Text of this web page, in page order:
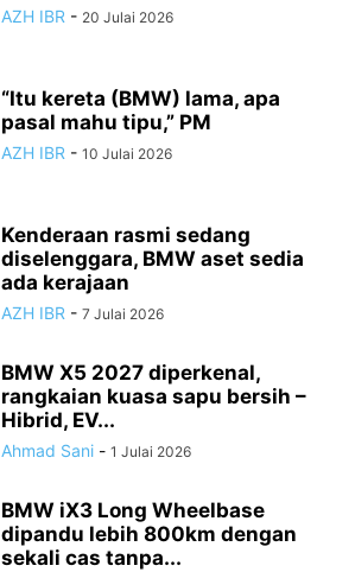
AZH IBR - 20 Julai 2026
“Itu kereta (BMW) lama, apa
pasal mahu tipu,” PM
AZH IBR - 10 Julai 2026
Kenderaan rasmi sedang
diselenggara, BMW aset sedia
ada kerajaan
AZH IBR - 7 Julai 2026
BMW X5 2027 diperkenal,
rangkaian kuasa sapu bersih –
Hibrid, EV...
Ahmad Sani - 1 Julai 2026
BMW iX3 Long Wheelbase
dipandu lebih 800km dengan
sekali cas tanpa...